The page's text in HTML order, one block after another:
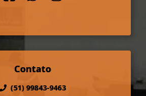
Contato
(51) 99843-9463